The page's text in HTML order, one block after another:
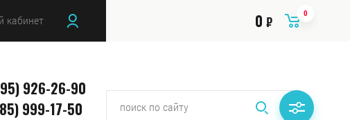
кабинет 0 ₽
0
926-26-90
999-17-50